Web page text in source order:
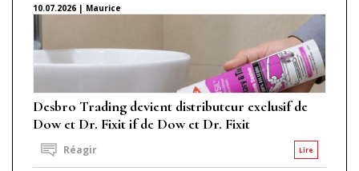
10.07.2026 | Maurice
Desbro Trading devient distributeur exclusif de
Dow et Dr. Fixit if de Dow et Dr. Fixit
Lire
Réagir